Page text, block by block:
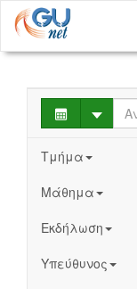
Select
Τμήμα
Μάθημα
Εκδήλωση
Υπεύθυνος